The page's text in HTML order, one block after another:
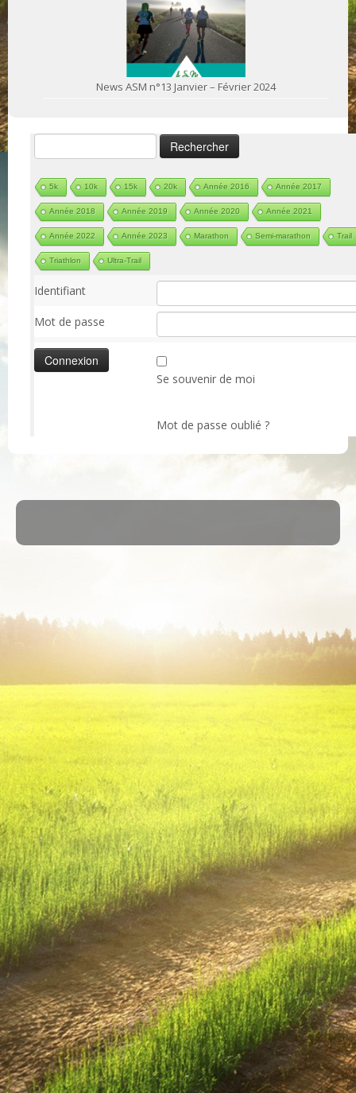
News ASM n°13 Janvier – Février 2024
Rechercher :
5k 10k 15k 20k Année 2016 Année 2017
Année 2018 Année 2019 Année 2020 Année 2021
Année 2022 Année 2023 Marathon Semi-marathon Trail
Triathlon Ultra-Trail
Identifiant
Mot de passe
Se souvenir de moi
Mot de passe oublié ?